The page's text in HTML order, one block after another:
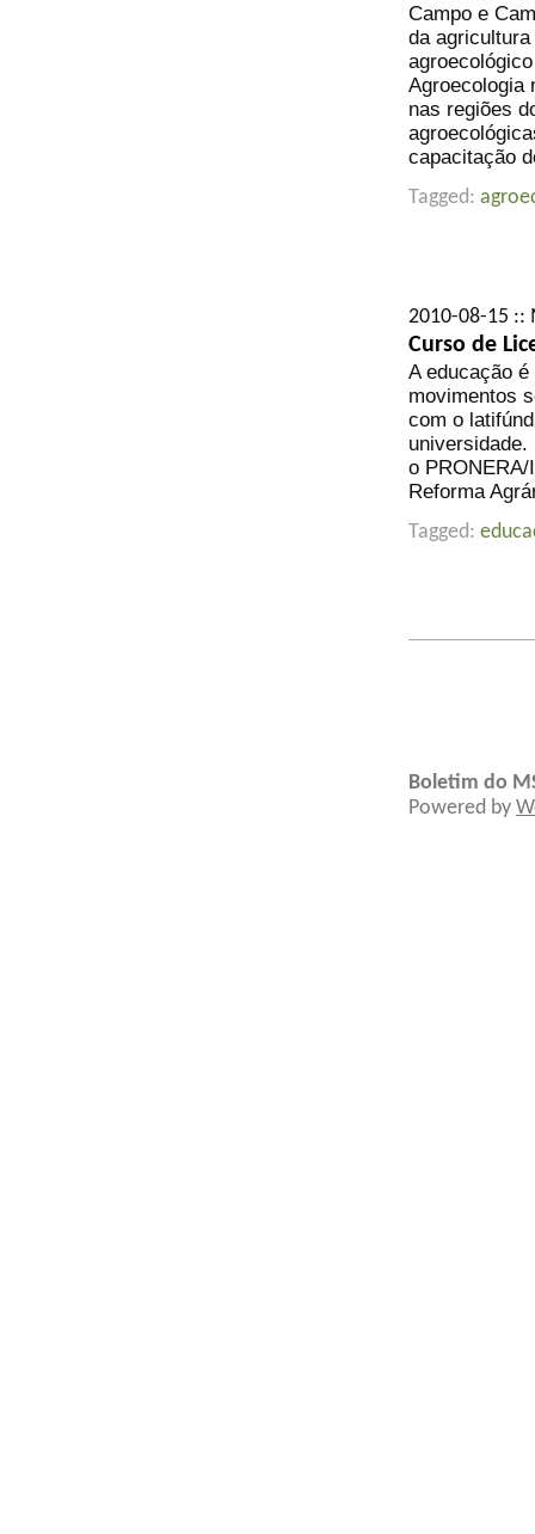
Campo e
da
Agroecologia
nas regiões
capacitação
Tagged:
2010-08-15 ::
Curso de
A educação
movimentos
com o
o
Reforma
Tagged:
Boletim do
Powered by